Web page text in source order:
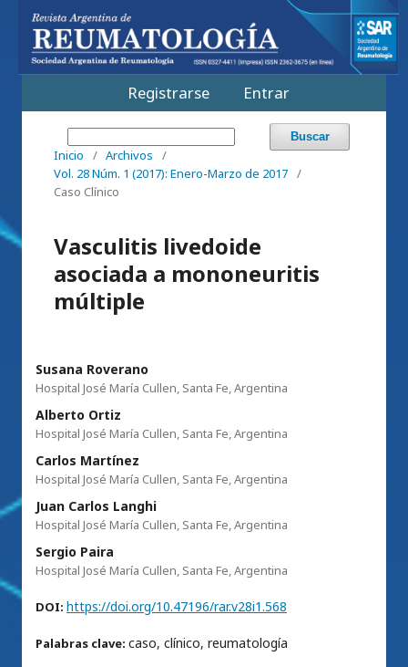
Registrarse Entrar
Buscar
Inicio / Archivos
/
Vol. 28 Núm. 1 (2017): Enero-Marzo de 2017 /
Caso Clínico
Vasculitis livedoide
asociada a mononeuritis
múltiple
Susana Roverano
Hospital José María Cullen, Santa Fe, Argentina
Alberto Ortiz
Hospital José María Cullen, Santa Fe, Argentina
Carlos Martínez
Hospital José María Cullen, Santa Fe, Argentina
Juan Carlos Langhi
Hospital José María Cullen, Santa Fe, Argentina
Sergio Paira
Hospital José María Cullen, Santa Fe, Argentina
DOI: https://doi.org/10.47196/rar.v28i1.568
Palabras clave: caso, clínico, reumatología